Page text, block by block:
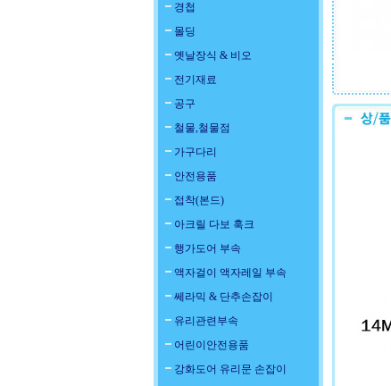
경첩
몰딩
옛날장식 & 비오
전기재료
공구
철물,철물점
가구다리
안전용품
접착(본드)
아크릴 다보 훅크
행가도어 부속
액자걸이 액자레일 부속
쎄라믹 & 단추손잡이
유리관련부속
어린이안전용품
강화도어 유리문 손잡이